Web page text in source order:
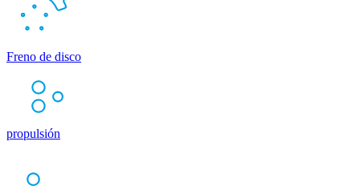
Freno de disco
propulsión